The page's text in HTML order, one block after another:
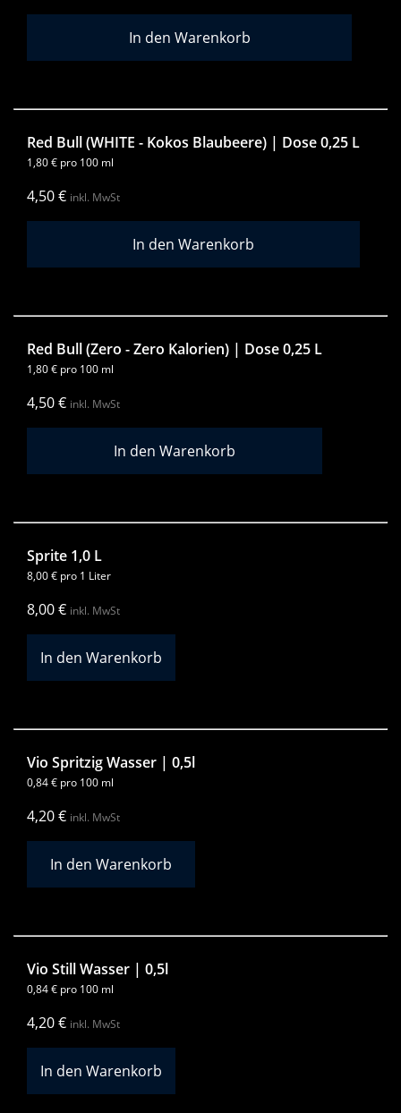
Red Bull (WHITE - Kokos Blaubeere) | Dose 0,25 L
1,80€ pro 100 ml
4,50€ inkl. MwSt
Red Bull (Zero - Zero Kalorien) | Dose 0,25 L
1,80€ pro 100 ml
4,50€ inkl. MwSt
Sprite 1,0 L
8,00€ pro 1 Liter
8,00€ inkl. MwSt
Vio Spritzig Wasser | 0,5l
0,84€ pro 100 ml
4,20€ inkl. MwSt
Vio Still Wasser | 0,5l
0,84€ pro 100 ml
4,20€ inkl. MwSt